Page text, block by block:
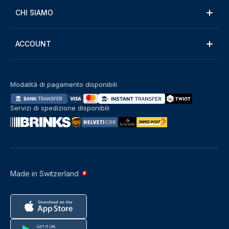
CHI SIAMO
ACCOUNT
Made in Switzerland
Modalità di pagamento disponibili
Servizi di spedizione disponibili